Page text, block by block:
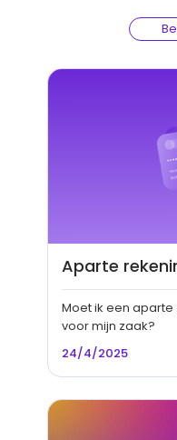
Moet ik een
voor mijn zaak?
24/4/2025